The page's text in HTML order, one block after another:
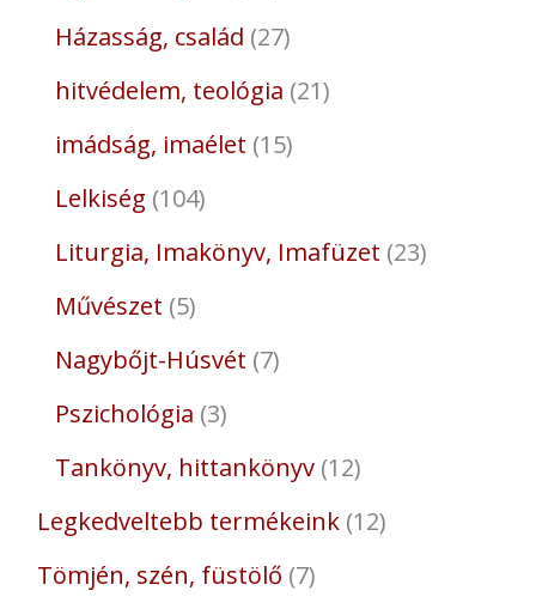
Házasság, család 27
hitvédelem, teológia 21
imádság, imaélet 15
Lelkiség 104
Liturgia, Imakönyv, Imafüzet 23
Művészet 5
Nagybőjt-Húsvét 7
Pszichológia 3
Tankönyv, hittankönyv 12
Legkedveltebb termékeink 12
Tömjén, szén, füstölő 7